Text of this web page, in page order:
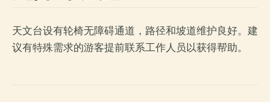
天文台设有轮椅无障碍通道，路径和坡道维护良好。建
议有特殊需求的游客提前联系工作人员以获得帮助。